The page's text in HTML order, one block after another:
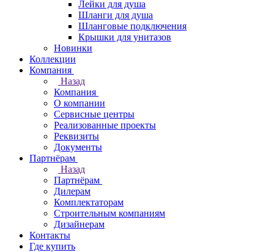
Лейки для душа
Шланги для душа
Шланговые подключения
Крышки для унитазов
Новинки
Коллекции
Компания
Назад
Компания
О компании
Сервисные центры
Реализованные проекты
Реквизиты
Документы
Партнёрам
Назад
Партнёрам
Дилерам
Комплектаторам
Строительным компаниям
Дизайнерам
Контакты
Где купить